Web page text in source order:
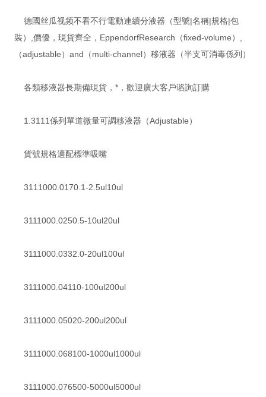
德國丝瓜视频不看不行電動連續分液器（型號|名稱|規格|包
裝）,價優，現貨齊全，EppendorfResearch（fixed-volume）,
（adjustable）and（multi-channel）移液器（半支可消毒係列）
各類移液器長期備現貨，*，歡迎廣大客戶谘詢訂購
1.3111係列單道微量可調移液器（Adjustable）
貨號規格適配標準吸嘴
3111000.0170.1-2.5ul10ul
3111000.0250.5-10ul20ul
3111000.0332.0-20ul100ul
3111000.04110-100ul200ul
3111000.05020-200ul200ul
3111000.068100-1000ul1000ul
3111000.076500-5000ul5000ul